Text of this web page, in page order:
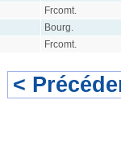
Frcomt.
Bourg.
Frcomt.
<